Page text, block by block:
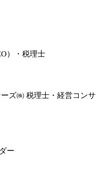
）・税理士
ズ㈱ 税理士・経営コンサ
ー